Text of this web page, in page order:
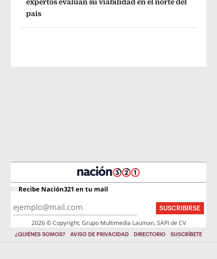
expertos evalúan su viabilidad en el norte del
país
Recibe Nación321 en tu mail
SUSCRIBIRSE
2026 © Copyright, Grupo Multimedia Lauman, SAPI de CV
¿QUIÉNES SOMOS? AVISO DE PRIVACIDAD DIRECTORIO SUSCRÍBETE